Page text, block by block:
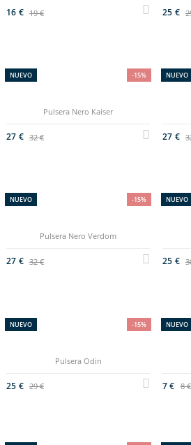
16 € 19 € 25 €
-15%
NUEVO
Pulsera Nero Kaiser
27 € 32 €
NUEVO
27 €
-15%
NUEVO
Pulsera Nero Verdom
27 € 32 €
NUEVO
25 €
-15%
NUEVO
Pulsera Odin
25 € 29 €
NUEVO
7 € 8 €